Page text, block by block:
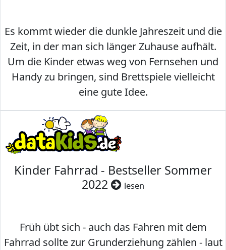
Es kommt wieder die dunkle Jahreszeit und die
Zeit, in der man sich länger Zuhause aufhält.
Um die Kinder etwas weg von Fernsehen und
Handy zu bringen, sind Brettspiele vielleicht
eine gute Idee.
Kinder Fahrrad - Bestseller Sommer
2022
lesen
Früh übt sich - auch das Fahren mit dem
Fahrrad sollte zur Grunderziehung zählen - laut